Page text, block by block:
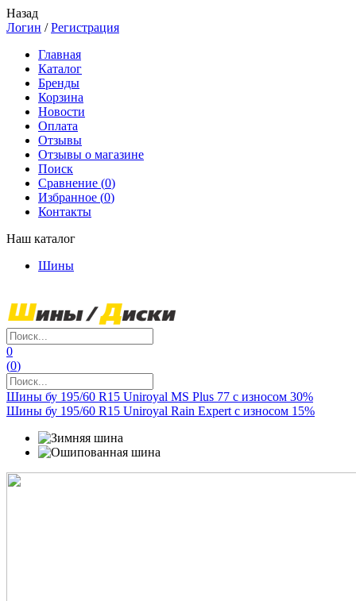
Назад
Логин /Регистрация
Главная
Каталог
Бренды
Корзина
Новости
Оплата
Отзывы
Отзывы о магазине
Поиск
Сравнение (0)
Избранное (0)
Контакты
Наш каталог
Шины
0
(0)
Шины бу 195/60 R15 Uniroyal MS Plus 77 с износом 30%
Шины бу 195/60 R15 Uniroyal Rain Expert с износом 15%